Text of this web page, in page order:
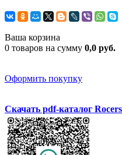
Ваша корзина
0 товаров на сумму 0,0 руб.
Оформить покупку
Скачать pdf-каталог